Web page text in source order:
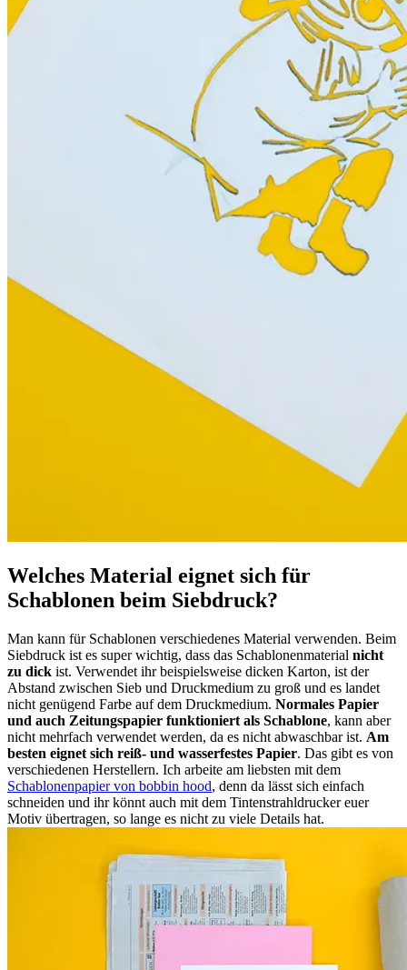
Welches Material eignet sich für
Schablonen beim Siebdruck?
Man kann für Schablonen verschiedenes Material verwenden. Beim
Siebdruck ist es super wichtig, dass das Schablonenmaterial nicht
zu dick ist. Verwendet ihr beispielsweise dicken Karton, ist der
Abstand zwischen Sieb und Druckmedium zu groß und es landet
nicht genügend Farbe auf dem Druckmedium. Normales Papier
und auch Zeitungspapier funktioniert als Schablone, kann aber
nicht mehrfach verwendet werden, da es nicht abwaschbar ist. Am
besten eignet sich reiß- und wasserfestes Papier. Das gibt es von
verschiedenen Herstellern. Ich arbeite am liebsten mit dem
Schablonenpapier von bobbin hood, denn da lässt sich einfach
schneiden und ihr könnt auch mit dem Tintenstrahldrucker euer
Motiv übertragen, so lange es nicht zu viele Details hat.